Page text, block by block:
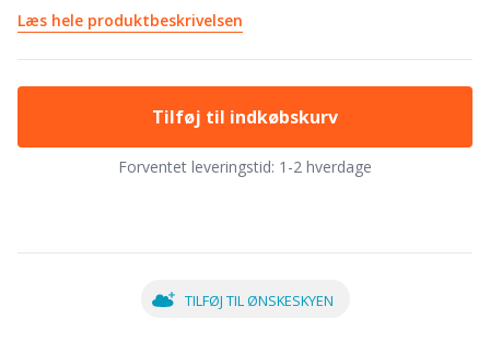
Læs hele produktbeskrivelsen
Tilføj til indkøbskurv
Forventet leveringstid: 1-2 hverdage
TILFØJ TIL ØNSKESKYEN